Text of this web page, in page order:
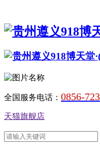
全国服务电话： 0856-
天猫旗舰店